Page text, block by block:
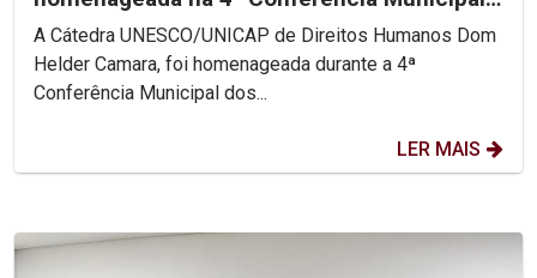
de Direitos Humanos do...
A Cátedra UNESCO/UNICAP de Direitos Humanos Dom
Helder Camara, foi homenageada durante a 4ª
Conferência Municipal dos...
LER MAIS